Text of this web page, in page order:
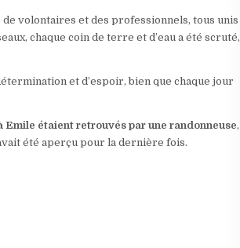
volontaires et des professionnels, tous unis
chaque coin de terre et d’eau a été scruté,
et d’espoir, bien que chaque jour
Emile étaient retrouvés par une randonneuse,
été aperçu pour la dernière fois.